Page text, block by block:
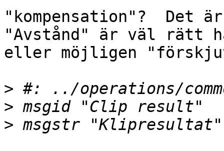
"kompensation"?
"Avstånd" är väl rätt
eller möjligen
>
>
>